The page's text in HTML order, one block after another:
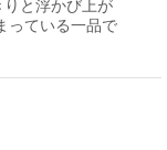
と浮かび上が
っている一品で